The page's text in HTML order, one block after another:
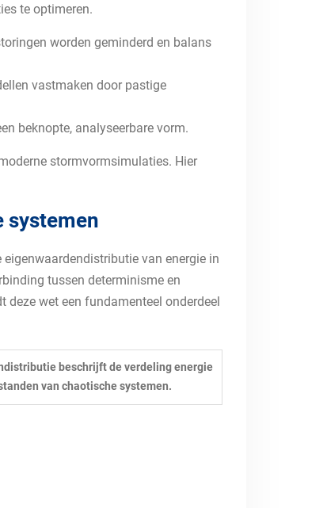
te optimeren.
worden geminderd en balans
vastmaken door pastige
beknopte, analyseerbare vorm.
stormvormsimulaties. Hier
systemen
van energie in
tussen determinisme en
wet een fundamenteel onderdeel
beschrijft de verdeling energie
van chaotische systemen.